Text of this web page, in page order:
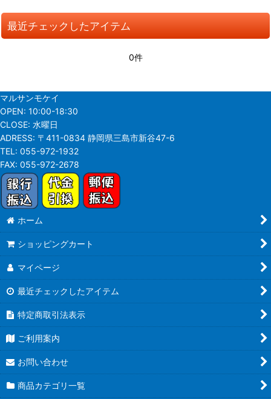
最近チェックしたアイテム
0件
マルサンモケイ
OPEN: 10:00-18:30
CLOSE: 水曜日
ADRESS: 〒411-0834 静岡県三島市新谷47-6
TEL: 055-972-1932
FAX: 055-972-2678
ホーム
ショッピングカート
マイページ
最近チェックしたアイテム
特定商取引法表示
ご利用案内
お問い合わせ
商品カテゴリ一覧